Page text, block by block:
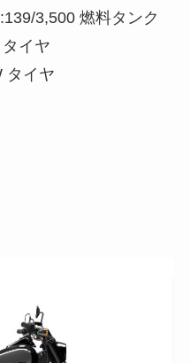
3,500 燃料タンク
イヤ
タイヤ